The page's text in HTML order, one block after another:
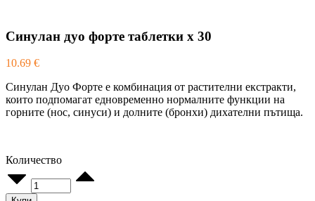
Синулан дуо форте таблетки x 30
10.69 €
Синулан Дуо Форте е комбинация от растителни екстракти,
които подпомагат едновременно нормалните функции на
горните (нос, синуси) и долните (бронхи) дихателни пътища.
Количество
Синулан
дуо
форте